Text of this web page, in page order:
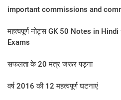
important commissions and
महत्वपूर्ण नोट्स GK 50 Notes in
Exams
सफलता के 20 मंत्र जरूर पड़ना
वर्ष 2016 की 12 महत्‍वपूर्ण घटनाएं